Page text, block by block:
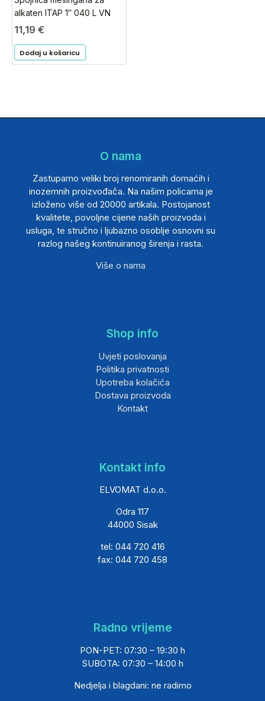
alkaten ITAP 1″ 040 L VN
11,19 €
Dodaj u košaricu
O nama
Zastupamo veliki broj renomiranih domaćih i
inozemnih proizvođača. Na našim policama je
izloženo više od 20000 artikala. Postojanost
kvalitete, povoljne cijene naših proizvoda i
usluga, te stručno i ljubazno osoblje osnovni su
razlog našeg kontinuiranog širenja i rasta.
Više o nama
Shop info
Uvjeti poslovanja
Politika privatnosti
Upotreba kolačića
Dostava proizvoda
Kontakt
Kontakt info
ELVOMAT d.o.o.
Odra 117
44000 Sisak
tel: 044 720 416
fax: 044 720 458
Radno vrijeme
PON-PET: 07:30 – 19:30 h
SUBOTA: 07:30 – 14:00 h
Nedjelja i blagdani: ne radimo